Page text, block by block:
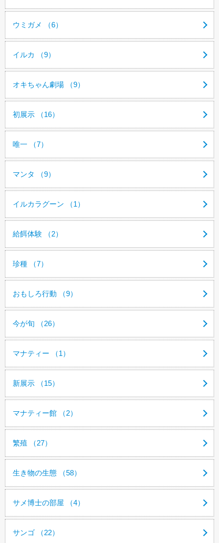
ウミガメ （6）
イルカ （9）
オキちゃん劇場 （9）
初展示 （16）
唯一 （7）
マンタ （9）
イルカラグーン （1）
給餌体験 （2）
珍種 （7）
おもしろ行動 （9）
今が旬 （26）
マナティー （1）
新展示 （15）
マナティー館 （2）
繁殖 （27）
生き物の生態 （58）
サメ博士の部屋 （4）
サンゴ （22）